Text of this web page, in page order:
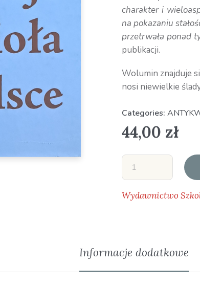
charakter i
na pokazaniu
przetrwała ponad
publikacji.
Wolumin znajduje
nosi niewielkie
Categories:
44,00 zł
Wydawnictwo
Informacje dodatkowe